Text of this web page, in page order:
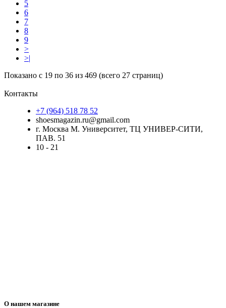
5
6
7
8
9
>
>|
Показано с 19 по 36 из 469 (всего 27 страниц)
Контакты
+7 (964) 518 78 52
shoesmagazin.ru@gmail.com
г. Москва М. Университет, ТЦ УНИВЕР-СИТИ,
ПАВ. 51
10 - 21
О нашем магазине